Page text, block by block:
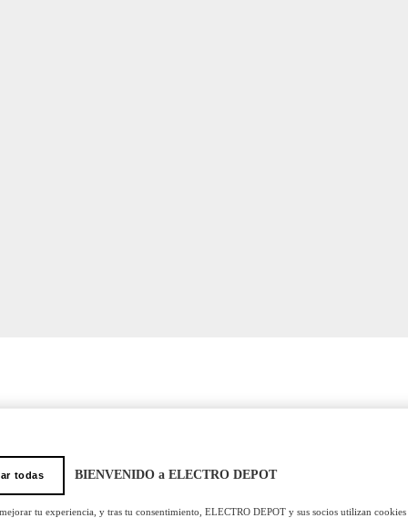
todas BIENVENIDO a ELECTRO DEPOT
tu experiencia, y tras tu consentimiento, ELECTRO DEPOT y sus socios utilizan cookies